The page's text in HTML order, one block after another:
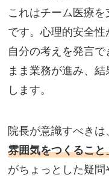
これはチーム医療
です。心理的安全
自分の考えを発言
まま業務が進み、
します。
院長が意識すべきは
雰囲気をつくること
がちょっとした疑